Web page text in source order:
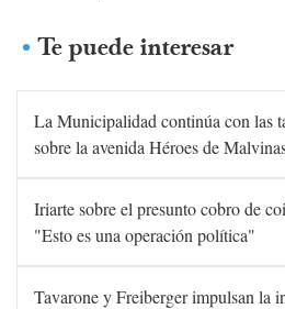
Te puede interesar
La Municipalidad continúa con las
sobre la avenida Héroes de
Iriarte sobre el presunto cobro de
"Esto es una operación política"
Tavarone y Freiberger impulsan la